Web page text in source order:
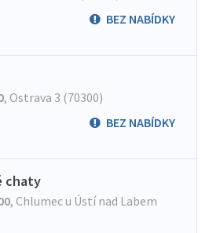
BEZ NABÍDKY
, Ostrava 3 (70300)
BEZ NABÍDKY
chaty
, Chlumec u Ústí nad Labem